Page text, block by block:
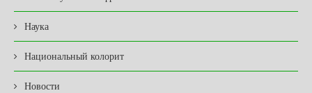
Наука
Национальный колорит
Новости